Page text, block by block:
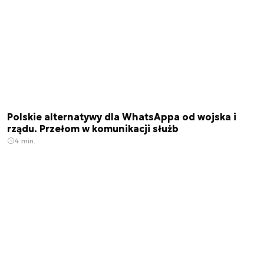
Polskie alternatywy dla WhatsAppa od wojska i
rządu. Przełom w komunikacji służb
4 min.